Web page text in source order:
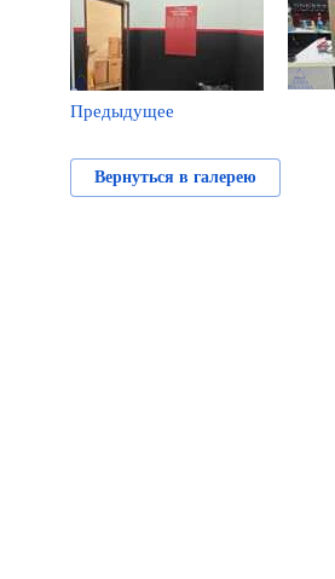
Предыдущее
Вернуться в галерею